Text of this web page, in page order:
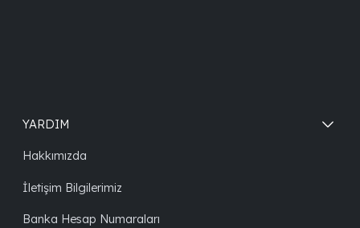
YARDIM
Hakkımızda
İletişim Bilgilerimiz
Banka Hesap Numaraları